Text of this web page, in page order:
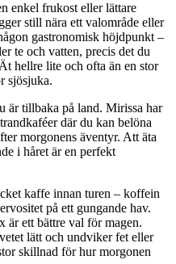
enkel frukost eller lättare
still nära ett valområde eller
gastronomisk höjdpunkt –
te och vatten, precis det du
hellre lite och ofta än en stor
sjösjuka.
är tillbaka på land. Mirissa har
där du kan belöna
morgonens äventyr. Att äta
i håret är en perfekt
kaffe innan turen – koffein
på ett gungande hav.
är ett bättre val för magen.
lätt och undviker fet eller
skillnad för hur morgonen